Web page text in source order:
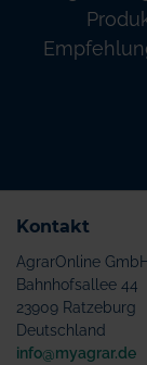
Kontakt
AgrarOnline GmbH
Bahnhofsallee 44
23909 Ratzeburg
Deutschland
info@myagrar.de